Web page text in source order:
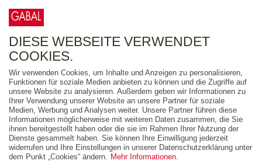
FREITEXT
AUSGABEART
AUS DER REIHE
ZUM THEMA
DIESE WEBSEITE VERWENDET
COOKIES.
Wir verwenden Cookies, um Inhalte und Anzeigen zu personalisieren,
Funktionen für soziale Medien anbieten zu können und die Zugriffe auf
unsere Website zu analysieren. Außerdem geben wir Informationen zu
Ihrer Verwendung unserer Website an unsere Partner für soziale
Medien, Werbung und Analysen weiter. Unsere Partner führen diese
Informationen möglicherweise mit weiteren Daten zusammen, die Sie
ihnen bereitgestellt haben oder die sie im Rahmen Ihrer Nutzung der
Dienste gesammelt haben. Sie können Ihre Einwilligung jederzeit
widerrufen und Ihre Einstellungen in unserer Datenschutzerklärung unter
dem Punkt „Cookies“ ändern. Mehr Informationen.